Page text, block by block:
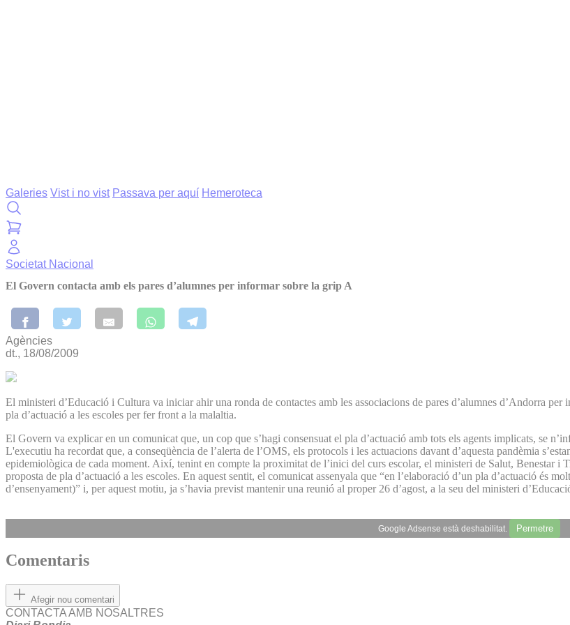
Galeries Vist i no vist Passava per aquí Hemeroteca
Societat Nacional
El Govern contacta amb els pares d’alumnes per informar sobre la grip A
Agències
dt., 18/08/2009
El ministeri d’Educació i Cultura va iniciar ahir una ronda de contactes amb les associacions de pares d’alumnes d’Andorra
pla d’actuació a les escoles per fer front a la malaltia.
El Govern va explicar en un comunicat que, un cop que s’hagi consensuat el pla d’actuació amb tots els agents implicats, se
L'executiu ha recordat que, a conseqüència de l’alerta de l’OMS, els protocols i les actuacions davant d’aquesta pandèmia
epidemiològica de cada moment. Així, tenint en compte la proximitat de l’inici del curs escolar, el ministeri de Salut, Benestar i
proposta de pla d’actuació a les escoles. En aquest sentit, el comunicat assenyala que “en l’elaboració d’un pla d’actuació és
d’ensenyament)” i, per aquest motiu, ja s’havia previst mantenir una reunió al proper 26 d’agost, a la seu del ministeri
Google Adsense està deshabilitat. Permetre
Comentaris
Afegir nou comentari
CONTACTA AMB NOSALTRES